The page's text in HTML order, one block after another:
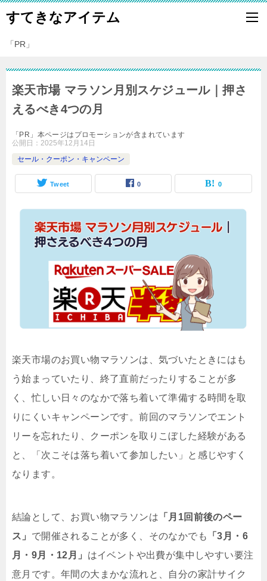
すてきなアイテム
「PR」
楽天市場 マラソン月別スケジュール｜押さ
えるべき4つの月
「PR」本ページはプロモーションが含まれています
公開日： 2025年12月14日
セール・クーポン・キャンペーン
Tweet 0 0
楽天市場のお買い物マラソンは、気づいたときにはも
う始まっていたり、終了直前だったりすることが多
く、忙しい日々のなかで落ち着いて準備する時間を取
りにくいキャンペーンです。前回のマラソンでエント
リーを忘れたり、クーポンを取りこぼした経験がある
と、「次こそは落ち着いて参加したい」と感じやすく
なります。
結論として、お買い物マラソンは 「月1回前後のペー
ス」 で開催されることが多く、そのなかでも
「3月・6
月・9月・12月」 はイベントや出費が集中しやすい要注
意月です。年間の大まかな流れと、自分の家計サイク